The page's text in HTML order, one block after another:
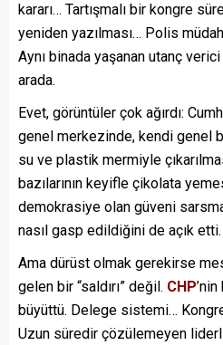
kararı… Tartışmalı bir kongre
yeniden yazılması… Polis
Aynı binada yaşanan utanç
arada.
Evet, görüntüler çok ağırdı:
genel merkezinde, kendi genel
su ve plastik mermiyle
bazılarının keyifle çikolata
demokrasiye olan güveni
nasıl gasp edildiğini de açık etti.
Ama dürüst olmak gerekirse
gelen bir “saldırı” değil. CHP
büyüttü. Delege sistemi…
Uzun süredir çözülemeyen